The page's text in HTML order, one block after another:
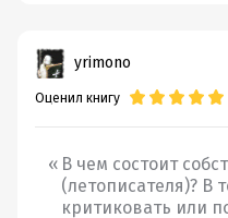
это - не за написание
романов пишется на Руси,
Салтыкову-Щедрин
матушке...
Люблю периодически с
путешествия во времени
yrimono
Оценил книгу
В чем состоит
(летописателя)? В
критиковать или